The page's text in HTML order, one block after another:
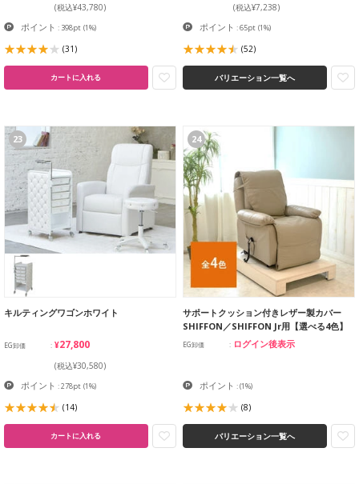
(税込¥43,780)
ポイント : 398pt (1%)
(31)
カートに入れる
(税込¥7,238)
ポイント : 65pt (1%)
(52)
バリエーション一覧へ
23
キルティングワゴンホワイト
EG卸価 ¥27,800
(税込¥30,580)
ポイント : 278pt (1%)
(14)
カートに入れる
24
サポートクッション付きレザー製カバー
SHIFFON／SHIFFON Jr用【選べる4色】
EG卸価 ログイン後表示
ポイント :(1%)
(8)
バリエーション一覧へ